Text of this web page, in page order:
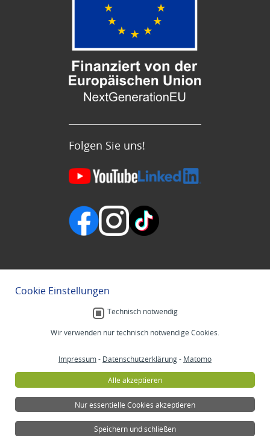
Folgen Sie uns!
Cookie Einstellungen
Technisch notwendig
Wir verwenden nur technisch notwendige Cookies.
Impressum- Datenschutzerklärung- Matomo
Alle akzeptieren
Nur essentielle Cookies akzeptieren
Speichern und schließen